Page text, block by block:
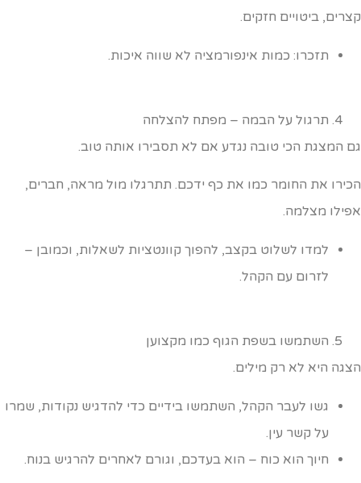
ביטויים חזקים.
תזכרו: כמות אינפורמציה לא שווה איכות.
תרגול על הבמה – מפתח להצלחה
המצגת הכי טובה נגדע אם לא תסבירו אותה טוב.
את החומר כמו את כף ידכם. תתרגלו מול מראה, חברים,
מצלמה.
למדו לשלוט בקצב, להפוך קוונטציות לשאלות, וכמובן –
לזרום עם הקהל.
השתמשו בשפת הגוף כמו מקצוען
היא לא רק מילים.
גשו לעבר הקהל, השתמשו בידיים כדי להדגיש נקודות, שמרו
על קשר עין.
חיוך הוא כוח – הוא בעדכם, וגורם לאחרים להרגיש בנוח.